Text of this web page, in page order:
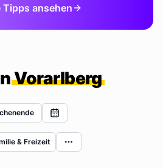
Tipps ansehen
Vorarlberg
& Freizeit